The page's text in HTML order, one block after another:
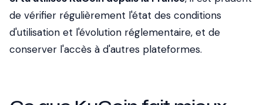
de vérifier régulièrement l'état des conditions
d'utilisation et l'évolution réglementaire, et de
conserver l'accès à d'autres plateformes.